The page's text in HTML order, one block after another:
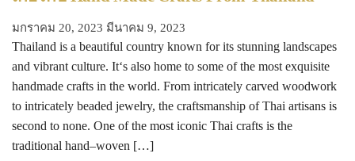
มกราคม 20, 2023 มีนาคม 9, 2023
Thailand is a beautiful country known for its stunning landscapes
and vibrant culture. It‘s also home to some of the most exquisite
handmade crafts in the world. From intricately carved woodwork
to intricately beaded jewelry, the craftsmanship of Thai artisans is
second to none. One of the most iconic Thai crafts is the
traditional hand–woven […]